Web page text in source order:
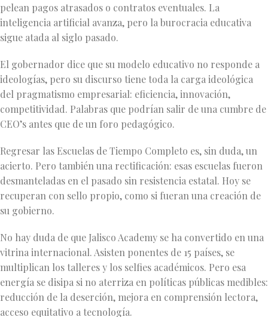
pelean pagos atrasados o contratos eventuales. La
inteligencia artificial avanza, pero la burocracia educativa
sigue atada al siglo pasado.
El gobernador dice que su modelo educativo no responde a
ideologías, pero su discurso tiene toda la carga ideológica
del pragmatismo empresarial: eficiencia, innovación,
competitividad. Palabras que podrían salir de una cumbre de
CEO’s antes que de un foro pedagógico.
Regresar las Escuelas de Tiempo Completo es, sin duda, un
acierto. Pero también una rectificación: esas escuelas fueron
desmanteladas en el pasado sin resistencia estatal. Hoy se
recuperan con sello propio, como si fueran una creación de
su gobierno.
No hay duda de que Jalisco Academy se ha convertido en una
vitrina internacional. Asisten ponentes de 15 países, se
multiplican los talleres y los selfies académicos. Pero esa
energía se disipa si no aterriza en políticas públicas medibles:
reducción de la deserción, mejora en comprensión lectora,
acceso equitativo a tecnología.